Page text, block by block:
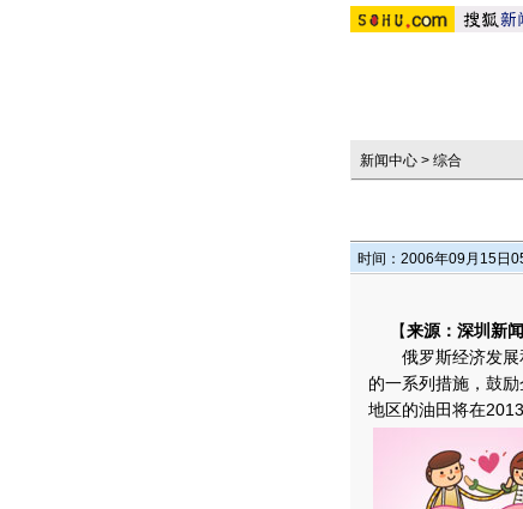
新闻中心 > 综合
时间：2006年09月15日
【来源：深圳新
俄罗斯经济发展
的一系列措施，鼓
地区的油田将在